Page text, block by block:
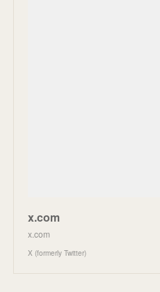
x.com
x.com
X (formerly Twitter)